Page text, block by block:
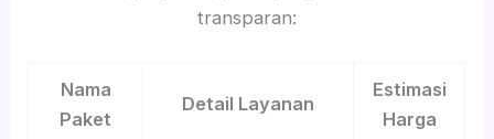
transparan:
Nama
Paket
Detail Layanan
Estimasi
Harga